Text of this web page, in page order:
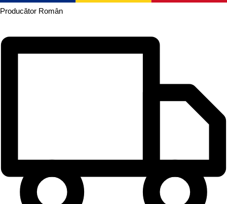
Producător Român